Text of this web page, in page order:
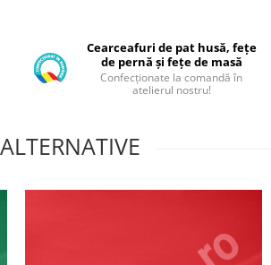
Cearceafuri de pat husă, fețe
de pernă și fețe de masă
Confecționate la comandă în
atelierul nostru!